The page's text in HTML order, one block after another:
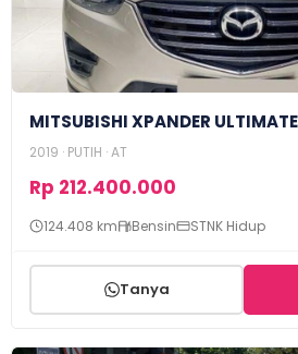
MITSUBISHI XPANDER
2019 · PUTIH · AT
Rp 212.400.000
124.408 km Bensin STNK Hidup
Tanya